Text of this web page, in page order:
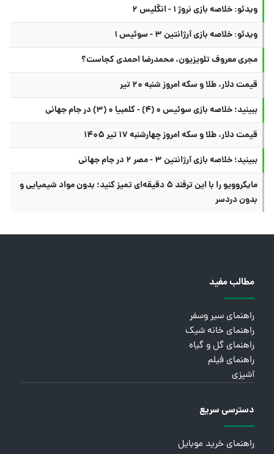
ویدئو: خلاصه بازی نروژ ۱ - انگلیس ۲
ویدئو: خلاصه بازی آرژانتین ۳ - سوئیس ۱
مجری معروف تلویزیون، محمدرضا احمدی کجاست؟
قیمت دلار، طلا و سکه امروز شنبه ۲۰ تیر
ببینید؛ خلاصه بازی سوئیس ۰ (۴) - کلمبیا ۰ (۳) در جام جهانی
قیمت دلار، طلا و سکه امروز چهارشنبه ۱۷ تیر ۱۴۰۵
ببینید؛ خلاصه بازی آرژانتین ۳ - مصر ۲ در جام جهانی
مایکروویو را با این ترفند ۵ دقیقه‌ای تمیز کنید؛ بدون مواد شیمیایی و
بدون دردسر
مطالب مفید
راهنمای سیر وسفر
راهنمای خانه شیک
راهنمای گل و گیاه
راهنمای فیلم
آشپزی
دسترسی سریع
راهنمای خرید موبایل